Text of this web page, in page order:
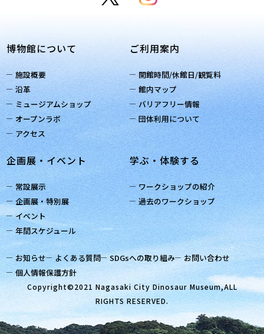
博物館について
施設概要
沿革
ミュージアムショップ
オープンラボ
アクセス
ご利用案内
開館時間/休館日/観覧料
館内マップ
バリアフリー情報
団体利用について
企画展・イベント
常設展示
企画展・特別展
イベント
年間スケジュール
学ぶ・体験する
ワークショップの紹介
過去のワークショップ
お知らせ よくある質問 SDGsへの取り組み
お問い合わせ
個人情報保護方針
Copyright©2021 Nagasaki City Dinosaur Museum,ALL
RIGHTS RESERVED.